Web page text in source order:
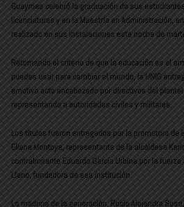
Guaymas celebró la graduación de sus
licenciaturas y en la Maestría en Administración,
realizado en sus instalaciones esta noche de
Retomando el criterio de que la educación es el
puedes usar para cambiar el mundo, la UNIG
emotivo acto encabezado por directivos del
representando a autoridades civiles y militares.
Los títulos fueron entregados por la promotora de
Eliana Montoya, representante de la alcaldesa
contralmirante Eduardo García Urbina por la
Llano, fundadora de esa institución.
La madrina de la generación, Rocío Alejandra